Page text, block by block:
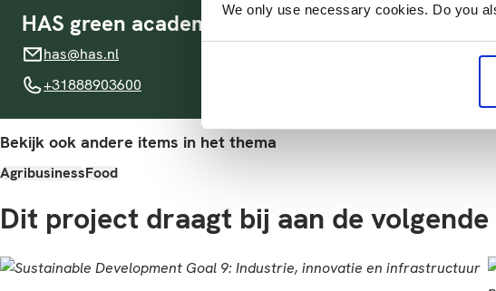
We only use necessary cookies. Do you
HAS green academy
has@has.nl
has@has.nl
+31888903600
+31888903600
Bekijk ook andere items in het thema
AgribusinessFood
Dit project draagt bij aan de volgende